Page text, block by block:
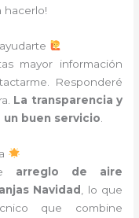
hacerlo!
mayor información
Responderé
La transparencia y
un buen servicio
arreglo de aire
Navidad
, lo que
que combine